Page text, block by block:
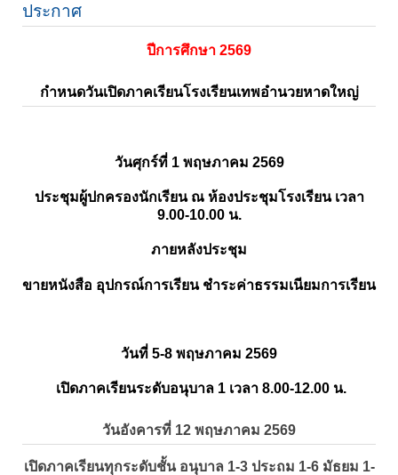
ประกาศ
ปีการศึกษา 2569
กำหนดวันเปิดภาคเรียนโรงเรียนเทพอำนวยหาดใหญ่
วันศุกร์ที่ 1 พฤษภาคม 2569
ประชุมผู้ปกครองนักเรียน ณ ห้องประชุมโรงเรียน เวลา
9.00-10.00 น.
ภายหลังประชุม
ขายหนังสือ อุปกรณ์การเรียน ชำระค่าธรรมเนียมการเรียน
วันที่ 5-8 พฤษภาคม 2569
เปิดภาคเรียนระดับอนุบาล 1 เวลา 8.00-12.00 น.
วันอังคารที่ 12 พฤษภาคม 2569
เปิดภาคเรียนทุกระดับชั้น อนุบาล 1-3 ประถม 1-6 มัธยม 1-